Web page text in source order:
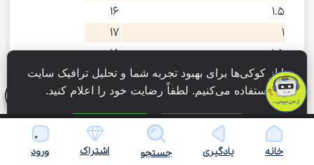
۱.۵
۱۶
۱
۱۷
۱.۵
۱۸
۱.۵
۱۹
۱.۵
۲۰
۱
۲۱
۱
۲۰
مجموع خانه یادگیری جستجو اشتراک ورود
ما از کوکی‌ها برای بهبود تجربه شما و تحلیل ترافیک سایت
استفاده می‌کنیم. لطفاً رضایت خود را اعلام کنید.
فقط ضروری پذیرش همه